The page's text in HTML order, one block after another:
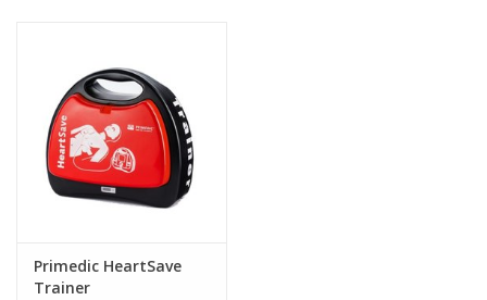
Primedic HeartSave
Trainer